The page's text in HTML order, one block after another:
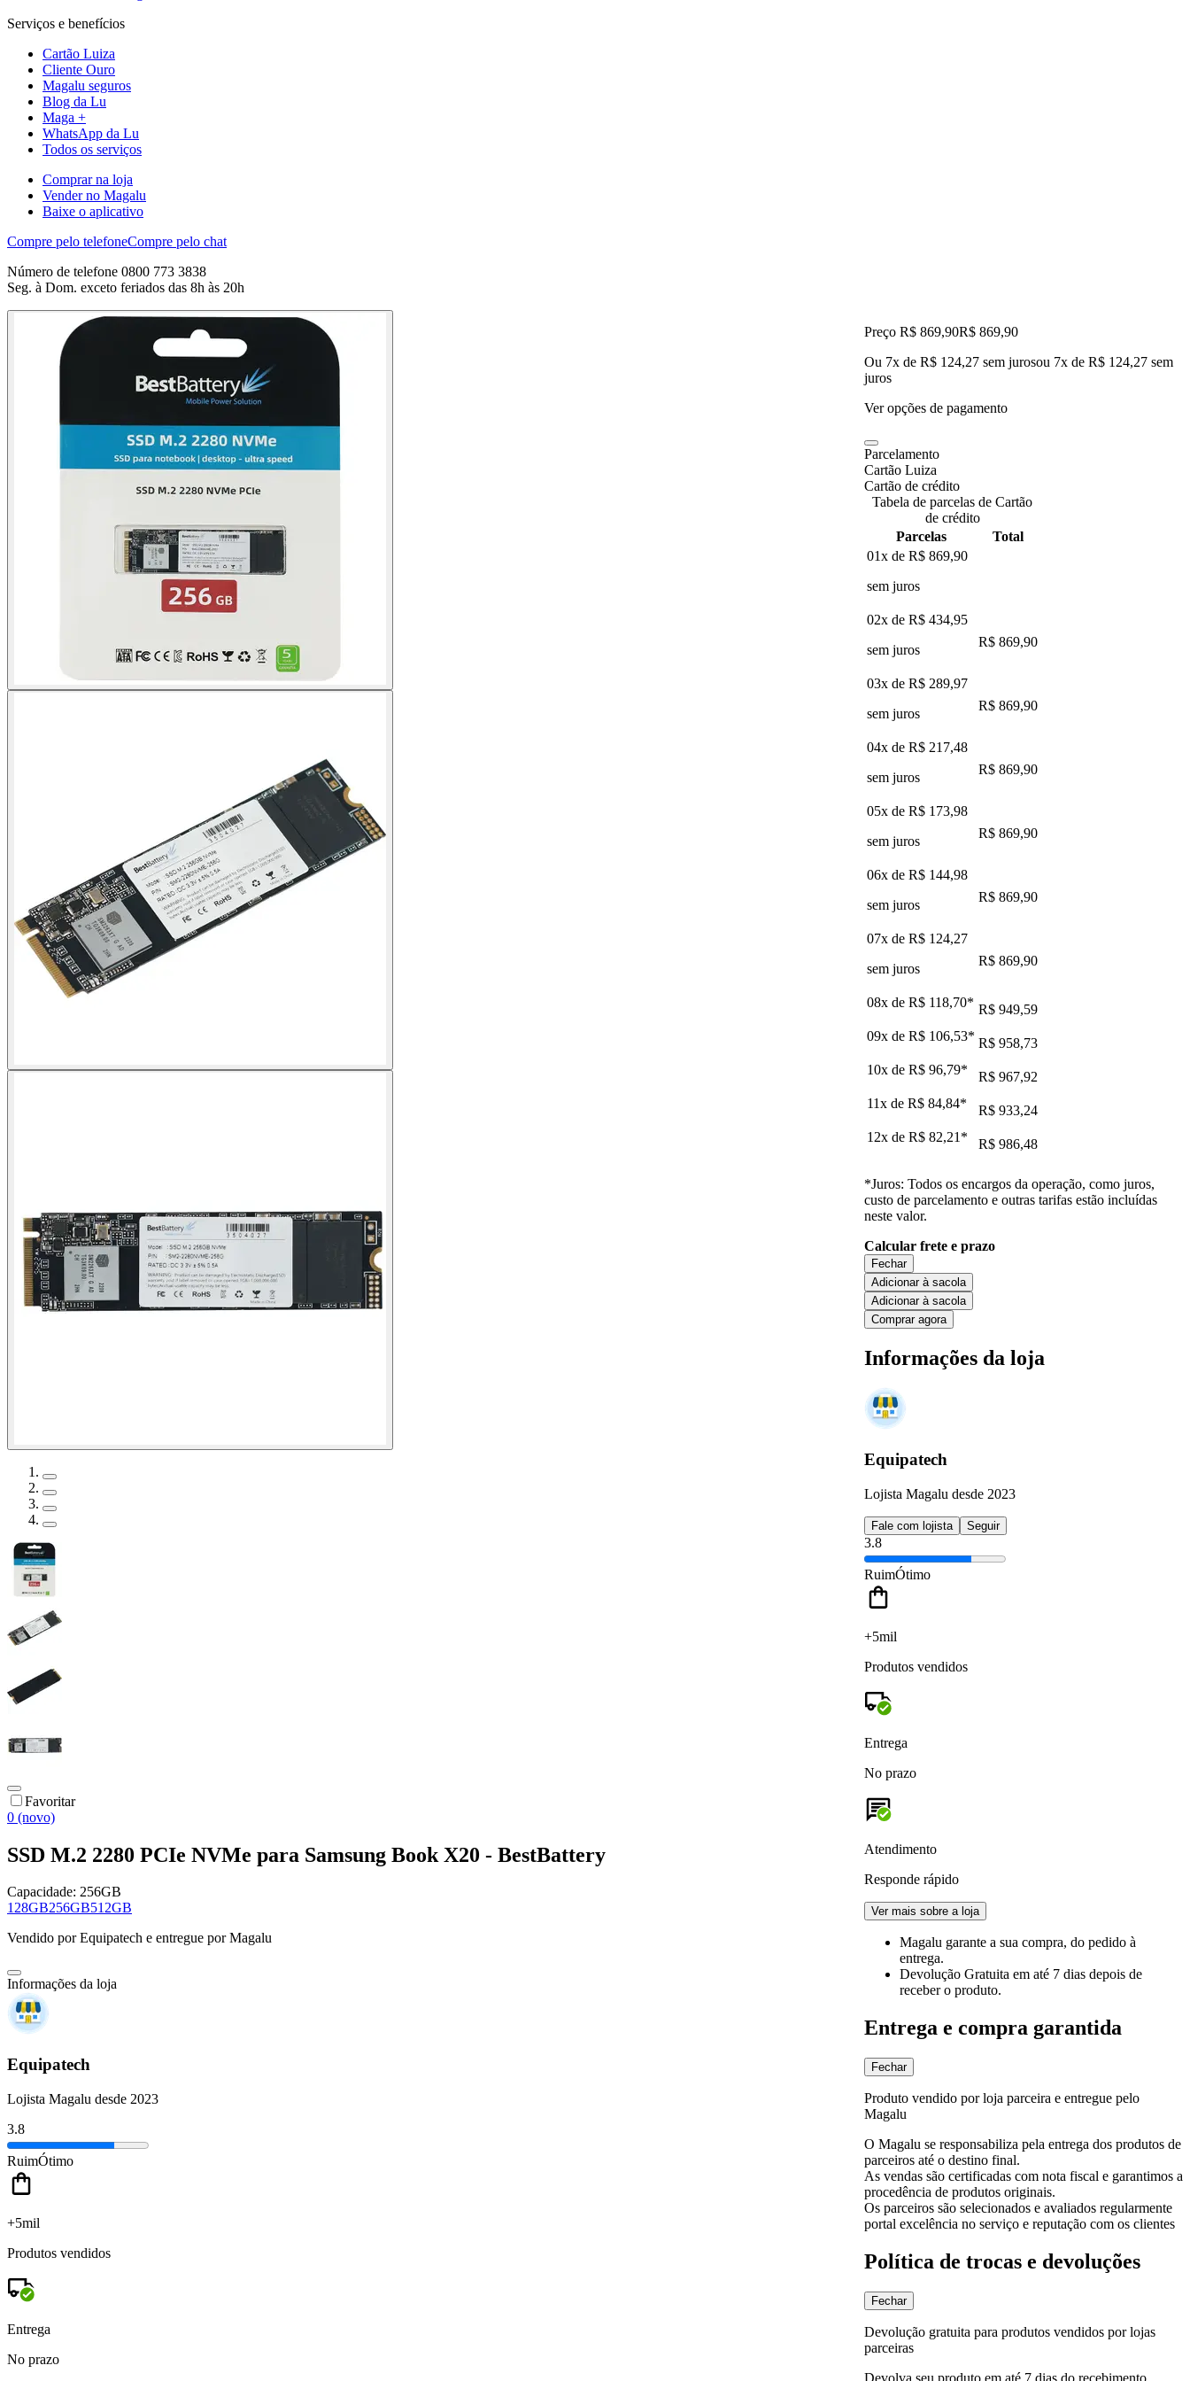
Serviços e benefícios
Cartão Luiza
Cliente Ouro
Magalu seguros
Blog da Lu
Maga +
WhatsApp da Lu
Todos os serviços
Comprar na loja
Vender no Magalu
Baixe o aplicativo
Compre pelo telefoneCompre pelo chat
Número de telefone 0800 773 3838
Seg. à Dom. exceto feriados das 8h às 20h
Favoritar
0 (novo)
SSD M.2 2280 PCIe NVMe para Samsung Book X20 - BestBattery
Capacidade: 256GB
128GB256GB512GB
Vendido porEquipatech e entregue por Magalu
Informações da loja
Equipatech
Lojista Magalu desde 2023
3.8
RuimÓtimo
+5mil
Produtos vendidos
Entrega
No prazo
Preço R$ 869,90R$ 869,90
Ou 7x de R$ 124,27 sem jurosou 7x de R$ 124,27 sem
juros
Ver opções de pagamento
Parcelamento
Cartão Luiza
Cartão de crédito
Tabela de parcelas de Cartão
de crédito
Parcelas
Total
01x de R$ 869,90
sem juros
02x de R$ 434,95
sem juros
R$ 869,90
03x de R$ 289,97
sem juros
R$ 869,90
04x de R$ 217,48
sem juros
R$ 869,90
05x de R$ 173,98
sem juros
R$ 869,90
06x de R$ 144,98
sem juros
R$ 869,90
07x de R$ 124,27
sem juros
R$ 869,90
08x de R$ 118,70* R$ 949,59
09x de R$ 106,53* R$ 958,73
10x de R$ 96,79*
R$ 967,92
11x de R$ 84,84*
R$ 933,24
12x de R$ 82,21 * R$ 986,48
*Juros: Todos os encargos da operação, como juros,
custo de parcelamento e outras tarifas estão incluídas
neste valor.
Calcular frete e prazo
Fechar
Adicionar à sacola
Adicionar à sacola
Comprar agora
Informações da loja
Equipatech
Lojista Magalu desde 2023
Fale com lojista Seguir
3.8
RuimÓtimo
+5mil
Produtos vendidos
Entrega
No prazo
Atendimento
Responde rápido
Ver mais sobre a loja
Magalu garante a sua compra, do pedido à
entrega.
Devolução Gratuita em até 7 dias depois de
receber o produto.
Entrega e compra garantida
Fechar
Produto vendido por loja parceira e entregue pelo
Magalu
O Magalu se responsabiliza pela entrega dos produtos de
parceiros até o destino final.
As vendas são certificadas com nota fiscal e garantimos a
procedência de produtos originais.
Os parceiros são selecionados e avaliados regularmente
portal excelência no serviço e reputação com os clientes
Política de trocas e devoluções
Fechar
Devolução gratuita para produtos vendidos por lojas
parceiras
Devolva seu produto em até 7 dias do recebimento.